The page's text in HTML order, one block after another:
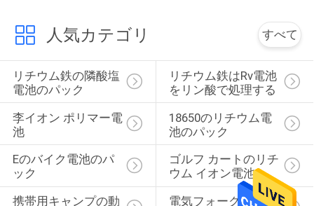
人気カテゴリ すべて
リチウム鉄の隣酸塩
電池のパック
リチウム鉄はRv電池
をリン酸で処理する
李イオン ポリマー電
池
18650のリチウム電
池のパック
Eのバイク電池のパ
ック
ゴルフ カートのリチ
ウム イオン電池
携帯用キャンプの動
電気フォークリフト